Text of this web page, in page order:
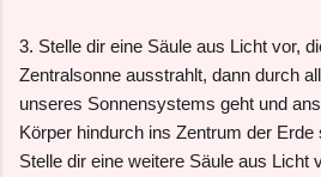
3. Stelle dir eine Säule aus Licht vor,
Zentralsonne ausstrahlt, dann durch
unseres Sonnensystems geht und
Körper hindurch ins Zentrum der Erde
Stelle dir eine weitere Säule aus Licht